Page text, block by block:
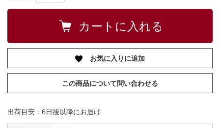
お気に入りに追加
この商品について問い合わせる
出荷目安：6日後以降にお届け